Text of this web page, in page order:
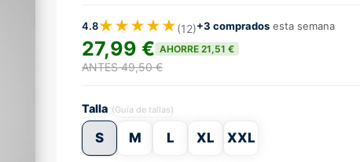
4.8★★★★★(12)+3 comprados esta semana
27,99 € AHORRE 21,51 €
ANTES 49,50 €
Talla (Guía de tallas)
S M L XL XXL